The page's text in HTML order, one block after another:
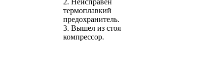
термоплавкий
предохранитель.
3. Вышел из стоя
компрессор.